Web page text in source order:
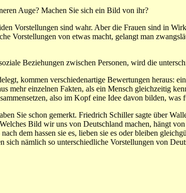
Auge? Machen Sie sich ein Bild von ihr?
Vorstellungen sind wahr. Aber die Frauen sind in
Vorstellungen von etwas macht, gelangt man
Beziehungen zwischen Personen, wird die
kommen verschiedenartige Bewertungen
mehr einzelnen Fakten, als ein Mensch gleichzeitig
also im Kopf eine Idee davon bilden, was
Sie schon gemerkt. Friedrich Schiller sagte über
Bild wir uns von Deutschland machen, hängt
dem hassen sie es, lieben sie es oder bleiben
sich nämlich so unterschiedliche Vorstellungen von